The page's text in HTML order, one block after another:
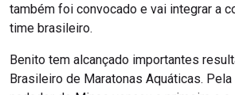
também foi convocado e vai integrar a
time brasileiro.
Benito tem alcançado importantes
Brasileiro de Maratonas Aquáticas.